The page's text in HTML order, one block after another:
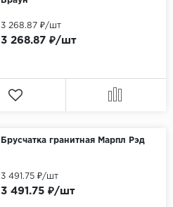
3 268.87 ₽/шт
3 268.87 ₽/шт
Брусчатка гранитная Марпл Рэд
3 491.75 ₽/шт
3 491.75 ₽/шт